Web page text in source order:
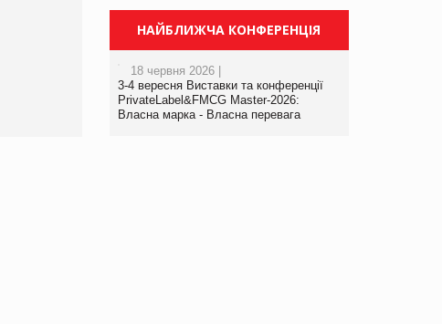
Брагина Людмила
Просування компанії на
www.trademaster.ua.
правила. Особливості.
НАЙБЛИЖЧА КОНФЕРЕНЦІЯ
18 червня 2026 |
3-4 вересня Виставки та конференції
PrivateLabel&FMCG Master-2026:
Власна марка - Власна перевага